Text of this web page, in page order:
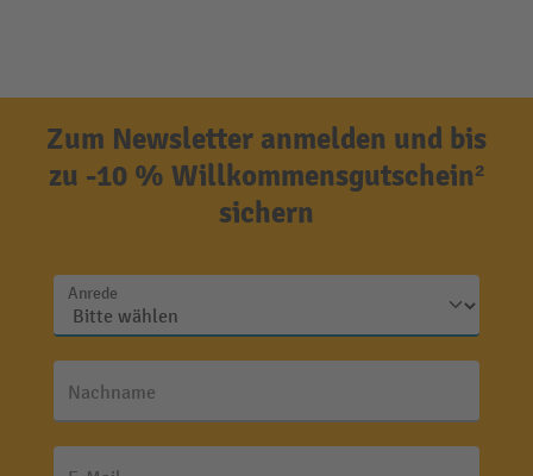
Zum Newsletter anmelden und bis
zu -10 % Willkommensgutschein²
sichern
Anrede
Nachname